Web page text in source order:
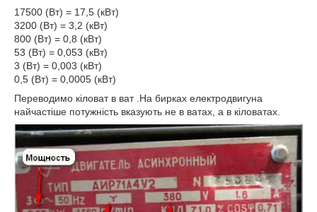
17500 (Вт) = 17,5 (кВт)
3200 (Вт) = 3,2 (кВт)
800 (Вт) = 0,8 (кВт)
53 (Вт) = 0,053 (кВт)
3 (Вт) = 0,003 (кВт)
0,5 (Вт) = 0,0005 (кВт)
Переводимо кіловат в ват .На бирках електродвигуна
найчастіше потужність вказують не в ватах, а в кіловатах.